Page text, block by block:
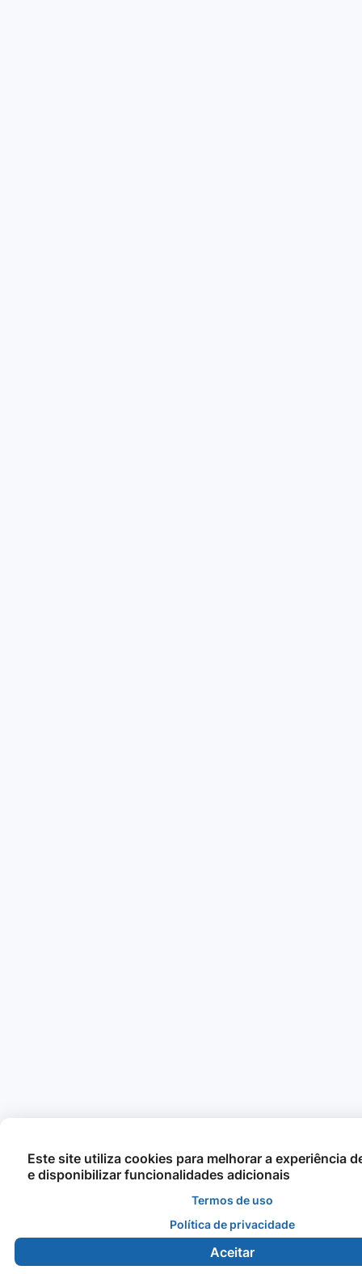
Este site utiliza cookies para melhorar a experiência
e disponibilizar funcionalidades adicionais
Termos de uso
Política de privacidade
Aceitar